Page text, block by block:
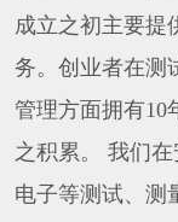
成立之初主要提
务。创业者在测
管理方面拥有10
之积累。 我们
电子等测试、测